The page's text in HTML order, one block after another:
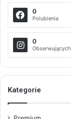
0
Polubienia
0
Obserwujących
Kategorie